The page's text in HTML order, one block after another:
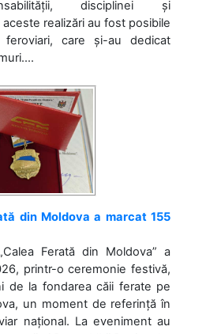
disciplinei și
realizări au fost posibile
care și-au dedicat
din Moldova a marcat 155
Ferată din Moldova” a
printr-o ceremonie festivă,
de la fondarea căii ferate pe
un moment de referință în
național. La eveniment au